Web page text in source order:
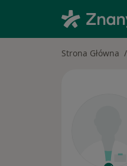
Strona Główna